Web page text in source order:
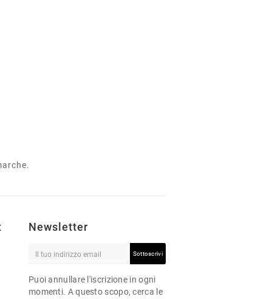
Newsletter
Sottoscrivi
Puoi annullare l'iscrizione in ogni
momenti. A questo scopo, cerca le